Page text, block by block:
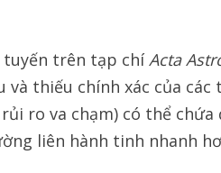
trên tạp chí Acta
thiếu chính xác của
ro va chạm) có thể chứa
liên hành tinh nhanh